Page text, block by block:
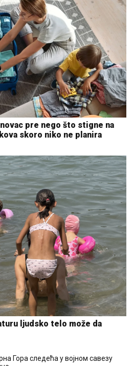
pre nego što stigne na
skoro niko ne planira
ljudsko telo može da